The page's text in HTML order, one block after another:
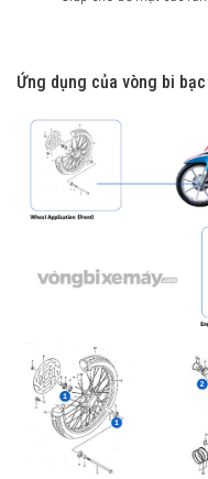
Ứng dụng của vòng bi